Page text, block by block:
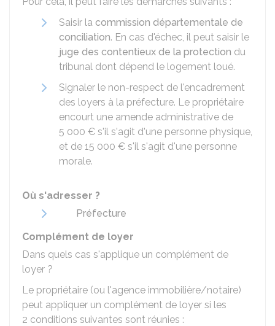
Saisir la commission départementale de
conciliation. En cas d'échec, il peut saisir le
juge des contentieux de la protection du
tribunal dont dépend le logement loué.
Signaler le non-respect de l'encadrement
des loyers à la préfecture. Le propriétaire
encourt une amende administrative de
5 000 € s'il s'agit d'une personne physique,
et de 15 000 € s'il s'agit d'une personne
morale.
Où s'adresser ?
Préfecture
Complément de loyer
Dans quels cas s'applique un complément de
loyer ?
Le propriétaire (ou l'agence immobilière/notaire)
peut appliquer un complément de loyer si les
2 conditions suivantes sont réunies :